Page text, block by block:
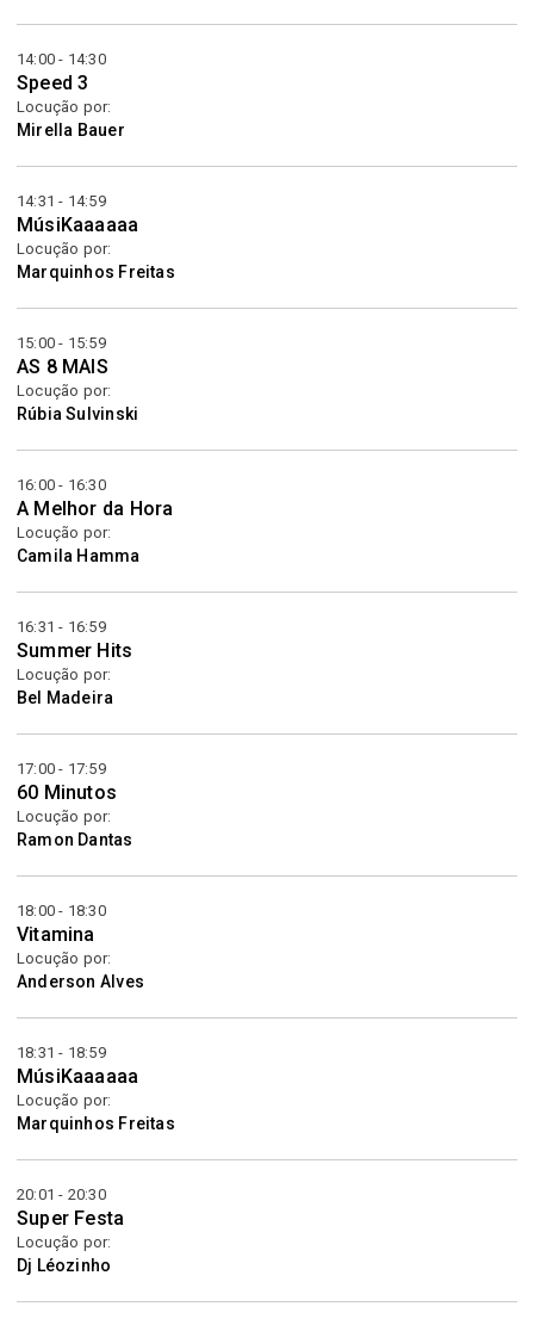
14:00 - 14:30
Speed 3
Locução por:
Mirella Bauer
14:31 - 14:59
MúsiKaaaaaa
Locução por:
Marquinhos Freitas
15:00 - 15:59
AS 8 MAIS
Locução por:
Rúbia Sulvinski
16:00 - 16:30
A Melhor da Hora
Locução por:
Camila Hamma
16:31 - 16:59
Summer Hits
Locução por:
Bel Madeira
17:00 - 17:59
60 Minutos
Locução por:
Ramon Dantas
18:00 - 18:30
Vitamina
Locução por:
Anderson Alves
18:31 - 18:59
MúsiKaaaaaa
Locução por:
Marquinhos Freitas
20:01 - 20:30
Super Festa
Locução por:
Dj Léozinho